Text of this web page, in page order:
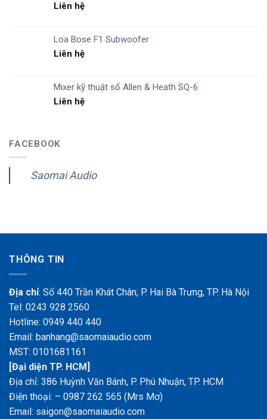
Liên hệ
Loa Bose F1 Subwoofer
Liên hệ
Mixer kỹ thuật số Allen & Heath SQ-6
Liên hệ
FACEBOOK
Saomai Audio
THÔNG TIN
Địa chỉ: Số 440 Trần Khát Chân, P. Hai Bà Trưng, TP. Hà Nội
Tel: 0243 928 2560
Hotline: 0949 440 440
Email: banhang@saomaiaudio.com
MST: 0101681161
[Đại diện TP. HCM]
Địa chỉ: 386 Huỳnh Văn Bánh, P. Phú Nhuận, TP. HCM
Điện thoại: – 0987 262 565 (Mrs Mơ)
Email: saigon@saomaiaudio.com